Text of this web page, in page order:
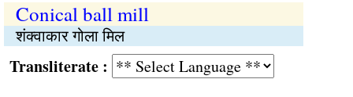
Conical ball mill
शंक्वाकार गोला मिल
: